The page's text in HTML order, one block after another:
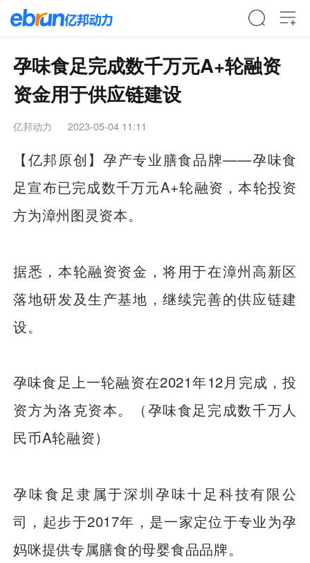
孕味食足完成数千万元A+轮融资
资金用于供应链建设
亿邦动力 2023-05-04 11:11
【亿邦原创】孕产专业膳食品牌——孕味食
足宣布已完成数千万元A+轮融资，本轮投资
方为漳州图灵资本。
据悉，本轮融资资金，将用于在漳州高新区
落地研发及生产基地，继续完善的供应链建
设。
孕味食足上一轮融资在2021年12月完成，投
资方为洛克资本。（孕味食足完成数千万人
民币A轮融资）
孕味食足隶属于深圳孕味十足科技有限公
司，起步于2017年，是一家定位于专业为孕
妈咪提供专属膳食的母婴食品品牌。